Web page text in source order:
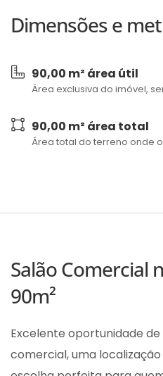
Dimensões e
90,00 m² área útil
Área exclusiva do imóvel,
90,00 m² área total
Área total do terreno onde
Salão Comercial
90m²
Excelente oportunidade
comercial, uma